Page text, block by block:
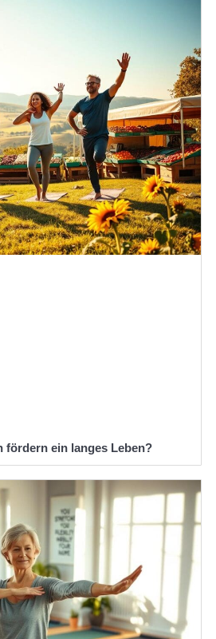
fördern ein langes Leben?